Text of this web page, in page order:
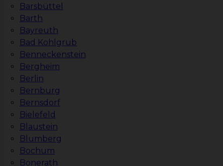
Barsbüttel
Barth
Bayreuth
Bad Kohlgrub
Benneckenstein
Bergheim
Berlin
Bernburg
Bernsdorf
Bielefeld
Blaustein
Blumberg
Bochum
Bonerath